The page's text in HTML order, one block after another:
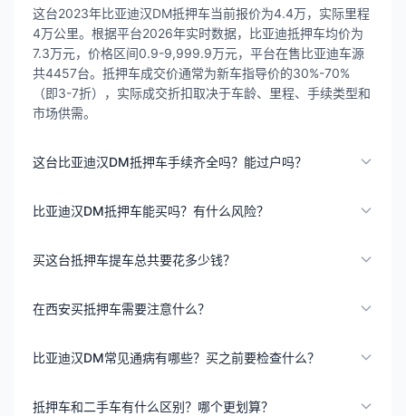
这台2023年比亚迪汉DM抵押车当前报价为4.4万，实际里程
4万公里。根据平台2026年实时数据，比亚迪抵押车均价为
7.3万元，价格区间0.9-9,999.9万元，平台在售比亚迪车源
共4457台。抵押车成交价通常为新车指导价的30%-70%
（即3-7折），实际成交折扣取决于车龄、里程、手续类型和
市场供需。
这台比亚迪汉DM抵押车手续齐全吗？能过户吗？
比亚迪汉DM抵押车能买吗？有什么风险？
买这台抵押车提车总共要花多少钱？
在西安买抵押车需要注意什么？
比亚迪汉DM常见通病有哪些？买之前要检查什么？
抵押车和二手车有什么区别？哪个更划算？